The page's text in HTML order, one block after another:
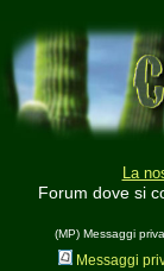
La
Forum dove si
(MP) Messaggi
Messaggi